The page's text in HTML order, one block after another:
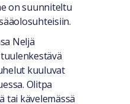
on suunniteltu
Neljä
kuuluvat
Olitpa
tai kävelemässä